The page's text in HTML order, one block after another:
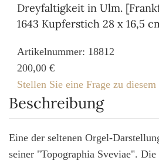
Dreyfaltigkeit in Ulm.
1643 Kupferstich 28 x 16,5
Artikelnummer: 18812
200,00 €
Stellen Sie eine Frage zu
Beschreibung
Eine der seltenen Orgel-
seiner "Topographia Sveviae". Die